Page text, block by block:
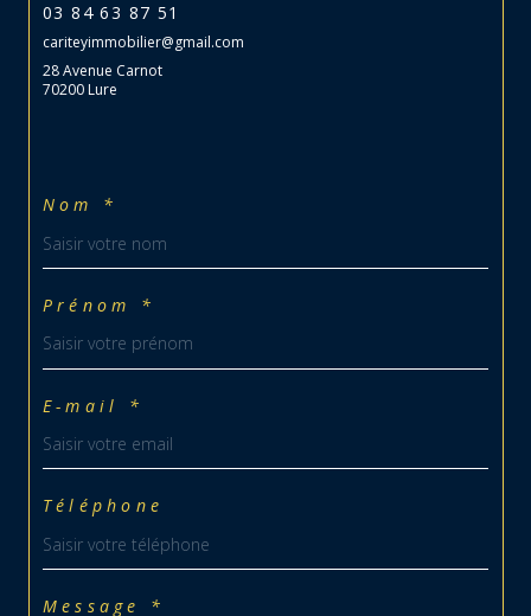
03 84 63 87 51
cariteyimmobilier@gmail.com
28 Avenue Carnot
70200 Lure
Nom *
Prénom *
E-mail *
Téléphone
Message *